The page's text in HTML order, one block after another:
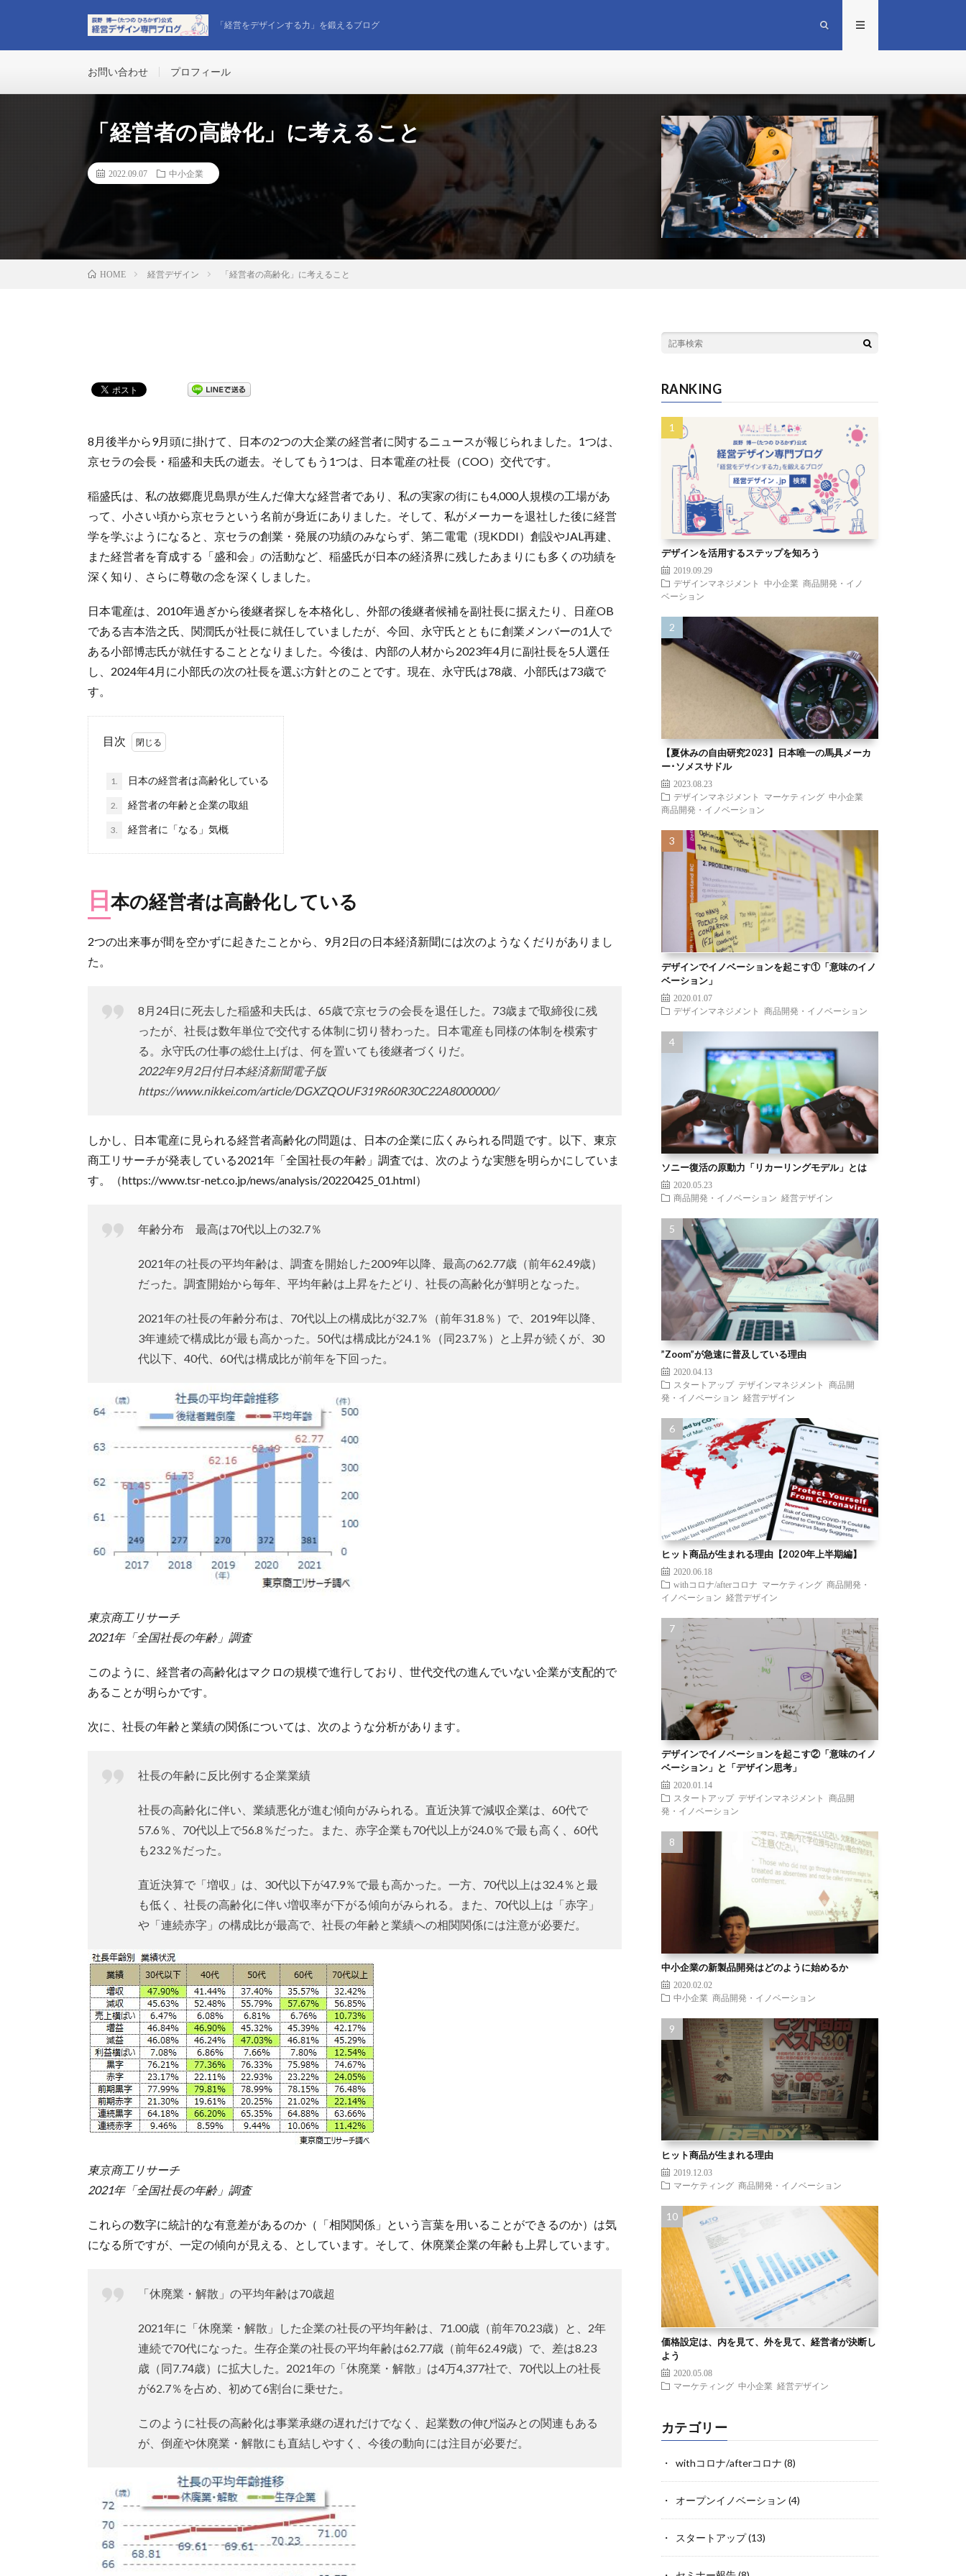
「経営をデザインする力」を鍛えるブログ
お問い合わせ プロフィール
「経営者の高齢化」に考えること
2022.09.07 中小企業
HOME 経営デザイン 「経営者の高齢化」に考えること
8月後半から9月頭に掛けて、日本の2つの大企業の経営者に関するニュースが報じられました。1つは、
京セラの会長・稲盛和夫氏の逝去。そしてもう1つは、日本電産の社長（COO）交代です。
稲盛氏は、私の故郷鹿児島県が生んだ偉大な経営者であり、私の実家の街にも4,000人規模の工場があ
って、小さい頃から京セラという名前が身近にありました。そして、私がメーカーを退社した後に経営
学を学ぶようになると、京セラの創業・発展の功績のみならず、第二電電（現KDDI）創設やJAL再建、
また経営者を育成する「盛和会」の活動など、稲盛氏が日本の経済界に残したあまりにも多くの功績を
深く知り、さらに尊敬の念を深くしました。
日本電産は、2010年過ぎから後継者探しを本格化し、外部の後継者候補を副社長に据えたり、日産OB
である吉本浩之氏、関潤氏が社長に就任していましたが、今回、永守氏とともに創業メンバーの1人で
ある小部博志氏が就任することとなりました。今後は、内部の人材から2023年4月に副社長を5人選任
し、2024年4月に小部氏の次の社長を選ぶ方針とのことです。現在、永守氏は78歳、小部氏は73歳で
す。
目次
1. 日本の経営者は高齢化している
2. 経営者の年齢と企業の取組
3. 経営者に「なる」気概
日本の経営者は高齢化している
2つの出来事が間を空かずに起きたことから、9月2日の日本経済新聞には次のようなくだりがありまし
た。
8月24日に死去した稲盛和夫氏は、65歳で京セラの会長を退任した。73歳まで取締役に残
ったが、社長は数年単位で交代する体制に切り替わった。日本電産も同様の体制を模索す
る。永守氏の仕事の総仕上げは、何を置いても後継者づくりだ。
2022年9月2日付日本経済新聞電子版
https://www.nikkei.com/article/DGXZQOUF319R60R30C22A8000000/
しかし、日本電産に見られる経営者高齢化の問題は、日本の企業に広くみられる問題です。以下、東京
商工リサーチが発表している2021年「全国社長の年齢」調査では、次のような実態を明らかにしていま
す。（https://www.tsr-net.co.jp/news/analysis/20220425_01.html）
年齢分布 最高は70代以上の32.7％
2021年の社長の平均年齢は、調査を開始した2009年以降、最高の62.77歳（前年62.49歳）
だった。調査開始から毎年、平均年齢は上昇をたどり、社長の高齢化が鮮明となった。
2021年の社長の年齢分布は、70代以上の構成比が32.7％（前年31.8％）で、2019年以降、
3年連続で構成比が最も高かった。50代は構成比が24.1％（同23.7％）と上昇が続くが、30
代以下、40代、60代は構成比が前年を下回った。
東京商工リサーチ
2021年「全国社長の年齢」調査
このように、経営者の高齢化はマクロの規模で進行しており、世代交代の進んでいない企業が支配的で
あることが明らかです。
次に、社長の年齢と業績の関係については、次のような分析があります。
社長の年齢に反比例する企業業績
社長の高齢化に伴い、業績悪化が進む傾向がみられる。直近決算で減収企業は、60代で
57.6％、70代以上で56.8％だった。また、赤字企業も70代以上が24.0％で最も高く、60代
も23.2％だった。
直近決算で「増収」は、30代以下が47.9％で最も高かった。一方、70代以上は32.4％と最
も低く、社長の高齢化に伴い増収率が下がる傾向がみられる。また、70代以上は「赤字」
や「連続赤字」の構成比が最高で、社長の年齢と業績への相関関係には注意が必要だ。
東京商工リサーチ
2021年「全国社長の年齢」調査
これらの数字に統計的な有意差があるのか（「相関関係」という言葉を用いることができるのか）は気
になる所ですが、一定の傾向が見える、としています。そして、休廃業企業の年齢も上昇しています。
「休廃業・解散」の平均年齢は70歳超
2021年に「休廃業・解散」した企業の社長の平均年齢は、71.00歳（前年70.23歳）と、2年
連続で70代になった。生存企業の社長の平均年齢は62.77歳（前年62.49歳）で、差は8.23
歳（同7.74歳）に拡大した。2021年の「休廃業・解散」は4万4,377社で、70代以上の社長
が62.7％を占め、初めて6割台に乗せた。
このように社長の高齢化は事業承継の遅れだけでなく、起業数の伸び悩みとの関連もある
が、倒産や休廃業・解散にも直結しやすく、今後の動向には注目が必要だ。
RANKING
デザインを活用するステップを知ろう
2019.09.29
デザインマネジメント
中小企業 商品開発・イノ
ベーション
【夏休みの自由研究2023】日本唯一の馬具メーカ
ー･ソメスサドル
2023.08.23
デザインマネジメント
マーケティング 中小企業
商品開発・イノベーション
デザインでイノベーションを起こす①「意味のイノ
ベーション」
2020.01.07
デザインマネジメント
商品開発・イノベーション
ソニー復活の原動力「リカーリングモデル」とは
2020.05.23
商品開発・イノベーション 経営デザイン
”Zoom”が急速に普及している理由
2020.04.13
スタートアップ デザインマネジメント
商品開
発・イノベーション 経営デザイン
ヒット商品が生まれる理由【2020年上半期編】
2020.06.18
withコロナ/afterコロナ
マーケティング 商品開発・
イノベーション 経営デザイン
デザインでイノベーションを起こす②「意味のイノ
ベーション」と「デザイン思考」
2020.01.14
スタートアップ デザインマネジメント
商品開
発・イノベーション
中小企業の新製品開発はどのように始めるか
2020.02.02
中小企業 商品開発・イノベーション
ヒット商品が生まれる理由
2019.12.03
マーケティング 商品開発・イノベーション
価格設定は、内を見て、外を見て、経営者が決断し
よう
2020.05.08
マーケティング 中小企業 経営デザイン
カテゴリー
withコロナ/afterコロナ (8)
オープンイノベーション (4)
スタートアップ(13)